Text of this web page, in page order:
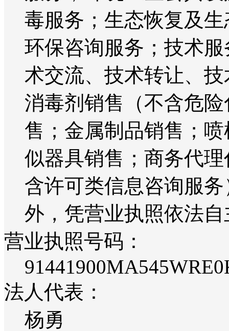
毒服务；生态恢复及
环保咨询服务；技术
术交流、技术转让、
消毒剂销售（不含危
售；金属制品销售；
似器具销售；商务代
含许可类信息咨询服
外，凭营业执照依法
营业执照号码：
法人代表：
杨勇